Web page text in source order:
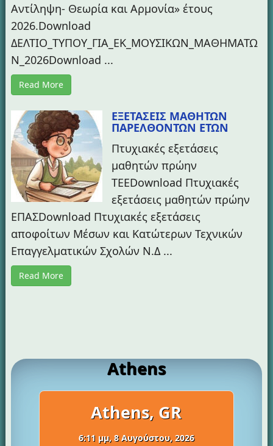
Αντίληψη- Θεωρία και Αρμονία» έτους
2026.Download
ΔΕΛΤΙΟ_ΤΥΠΟΥ_ΓΙΑ_ΕΚ_ΜΟΥΣΙΚΩΝ_ΜΑΘΗΜΑΤΩ
Ν_2026Download ...
Read More
ΕΞΕΤΑΣΕΙΣ ΜΑΘΗΤΩΝ
ΠΑΡΕΛΘΟΝΤΩΝ ΕΤΩΝ
Πτυχιακές εξετάσεις
μαθητών πρώην
TEEDownload Πτυχιακές
εξετάσεις μαθητών πρώην
ΕΠΑΣDownload Πτυχιακές εξετάσεις
αποφοίτων Μέσων και Κατώτερων Τεχνικών
Επαγγελματικών Σχολών Ν.Δ ...
Read More
Athens
Athens, GR
6:11 μμ, 8 Αυγούστου, 2026